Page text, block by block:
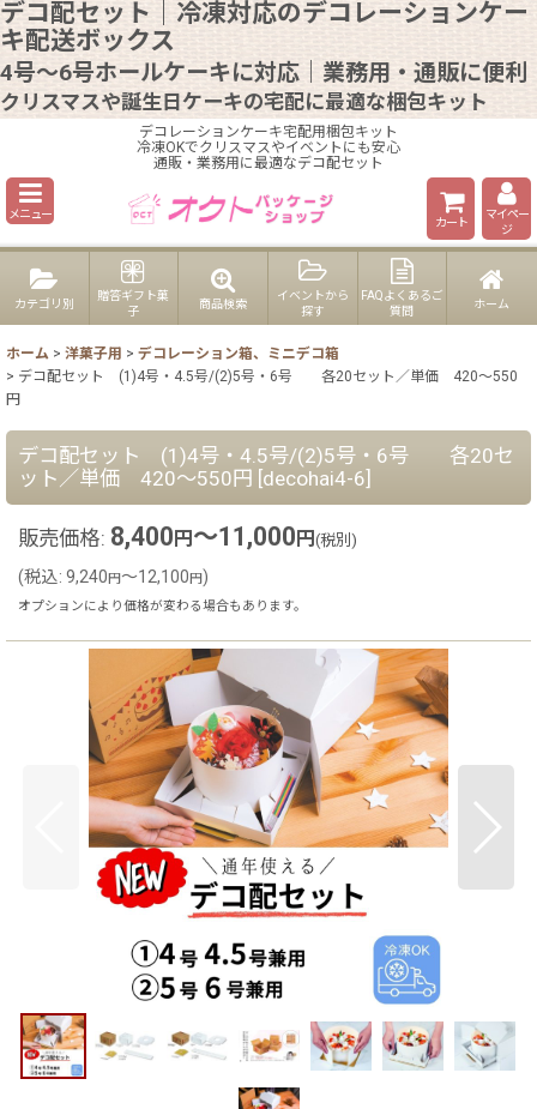
デコ配セット｜冷凍対応のデコレーションケー
キ配送ボックス
4号〜6号ホールケーキに対応｜業務用・通販に便利
クリスマスや誕生日ケーキの宅配に最適な梱包キット
デコレーションケーキ宅配用梱包キット
冷凍OKでクリスマスやイベントにも安心
通販・業務用に最適なデコ配セット
メニュー
カート
マイペー
ジ
カテゴリ別
贈答ギフト菓
子
商品検索
イベントから
探す
FAQよくあるご
質問
ホーム
ホーム > 洋菓子用 > デコレーション箱、ミニデコ箱
> デコ配セット (1)4号・4.5号/(2)5号・6号 各20セット／単価 420〜550
円
デコ配セット (1)4号・4.5号/(2)5号・6号 各20セ
ット／単価 420〜550円 [decohai4-6]
販売価格: 8,400 円 ～11,000 円 (税別)
(税込: 9,240円～12,100円)
オプションにより価格が変わる場合もあります。